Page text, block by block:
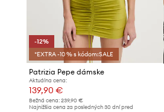
-12%
*EXTRA -10 % s kódom:SALE
Patrizia Pepe dámske
Aktuálna cena:
139,90 €
Bežná cena: 239,90 €
Najnižšia cena za posledných 30 dní pred